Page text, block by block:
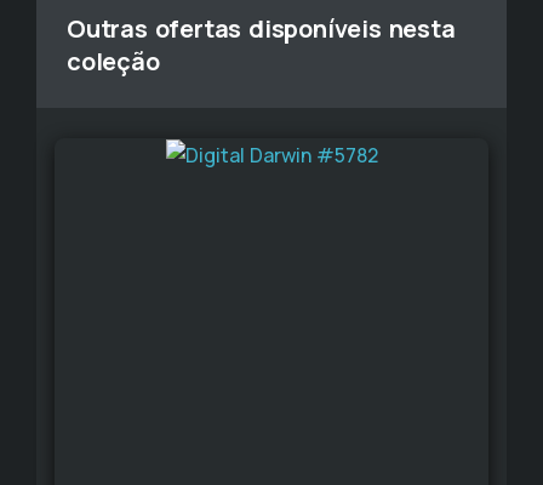
Outras ofertas disponíveis nesta
coleção